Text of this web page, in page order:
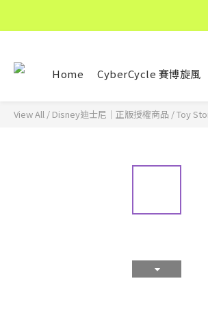
Home CyberCycle 賽博旋風
View All / Disney迪士尼｜正版授權商品 /Toy